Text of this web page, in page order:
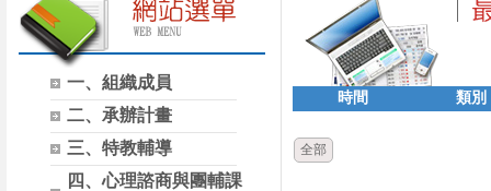
一、組織成員
二、承辦計畫
三、特教輔導
四、心理諮商與團輔課
時間 類別
全部